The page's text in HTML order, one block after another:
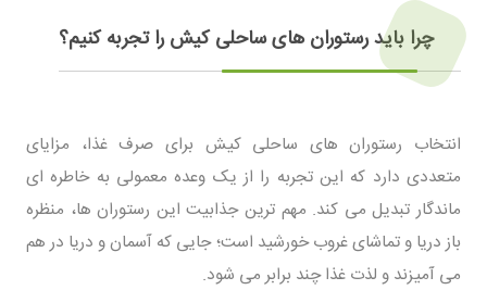
چرا باید رستوران های ساحلی کیش را تجربه کنیم؟
انتخاب رستوران های ساحلی کیش برای صرف غذا، مزایای
متعددی دارد که این تجربه را از یک وعده معمولی به خاطره ای
ماندگار تبدیل می کند. مهم ترین جذابیت این رستوران ها، منظره
باز دریا و تماشای غروب خورشید است؛ جایی که آسمان و دریا در هم
می آمیزند و لذت غذا چند برابر می شود.